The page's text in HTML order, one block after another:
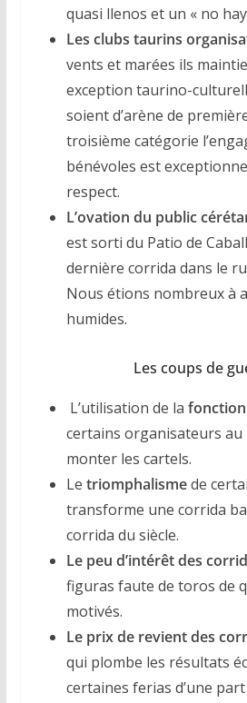
quasi llenos et un « no
Les clubs taurins
vents et marées ils
exception taurino-
soient d’arène de
troisième catégorie
bénévoles est
respect.
L’ovation du public
est sorti du Patio de
dernière corrida dans le
Nous étions nombreux à
humides.
Les coups de
L’utilisation de la
certains organisateurs au
monter les cartels.
Le triomphalismede
transforme une corrida
corrida du siècle.
Le peu d’intérêt des
figuras faute de toros de
motivés.
Le prix de revient des
qui plombe les résultats
certaines ferias d’une